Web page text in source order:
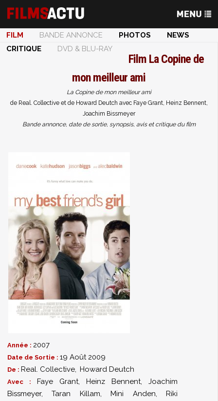
FILM BANDE ANNONCE PHOTOS
NEWS
CRITIQUE
DVD & BLU-RAY
Film La Copine de
mon meilleur ami
La Copine de mon meilleur ami
de Real. Collective et de Howard Deutch avec Faye Grant, Heinz Bennent,
Joachim Bissmeyer
Bande annonce, date de sortie, synopsis, avis et critique du film
Année : 2007
Date de Sortie : 19 Août 2009
De : Real. Collective, Howard Deutch
Avec : Faye Grant, Heinz Bennent, Joachim
Bissmeyer,Taran Killam,Mini Anden,Riki